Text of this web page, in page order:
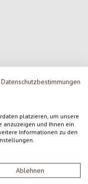
Datenschutzbestimmungen
platzieren, um unsere
anzuzeigen und Ihnen ein
Informationen zu den
Ablehnen
5 Sternen
mit anderen Kunden.
anzeigen.